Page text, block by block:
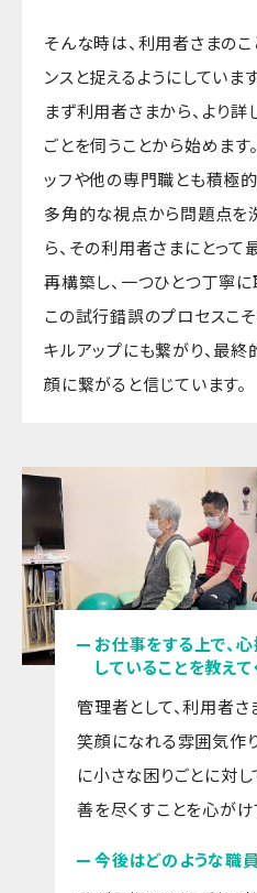
そんな時は、利用者さまのこ
ンスと捉えるようにしています
まず利用者さまから、より
ごとを伺うことから始めます
ッフや他の専門職とも積極
多角的な視点から問題点を
ら、その利用者さまにとっ
再構築し、一つひとつ丁寧に
この試行錯誤のプロセスこ
キルアップにも繋がり、最
顔に繋がると信じています。
お仕事をする上で、
していることを教えて
管理者として、利用者さ
笑顔になれる雰囲気作
に小さな困りごとに対
善を尽くすことを心がけ
今後はどのような職